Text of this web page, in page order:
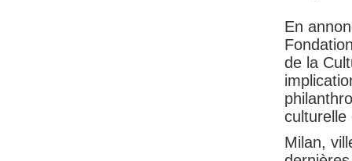
En
de la
culturelle
Milan,